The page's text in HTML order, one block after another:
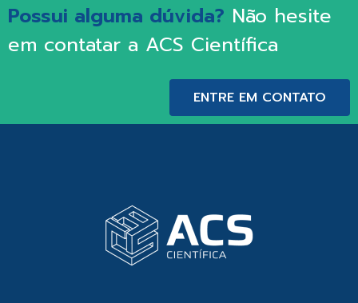
Possui alguma dúvida? Não hesite
em contatar a ACS Científica
ENTRE EM CONTATO